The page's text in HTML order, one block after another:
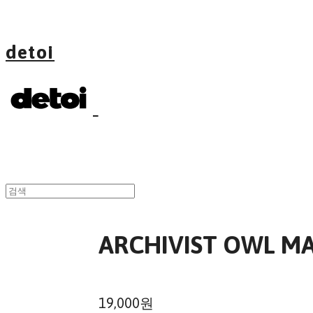
detoi
ARCHIVIST OWL
19,000원